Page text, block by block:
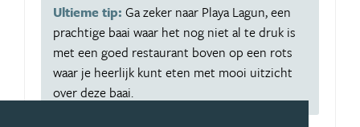
Ultieme tip: Ga zeker naar Playa Lagun, een
prachtige baai waar het nog niet al te druk is
met een goed restaurant boven op een rots
waar je heerlijk kunt eten met mooi uitzicht
over deze baai.